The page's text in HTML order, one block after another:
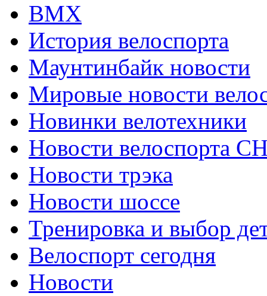
ВМХ
История велоспорта
Маунтинбайк новости
Мировые новости
Новинки велотехники
Новости велоспорта
Новости трэка
Новости шоссе
Тренировка и выбор
Велоспорт сегодня
Новости